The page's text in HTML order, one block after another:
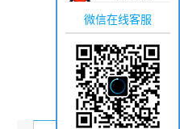
微信在线客服